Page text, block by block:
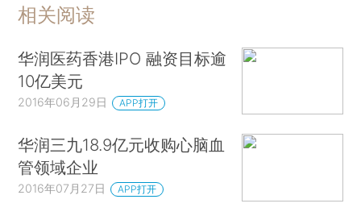
相关阅读
华润医药香港IPO 融资目标逾
10亿美元
2016年06月29日 APP打开
华润三九18.9亿元收购心脑血
管领域企业
2016年07月27日 APP打开